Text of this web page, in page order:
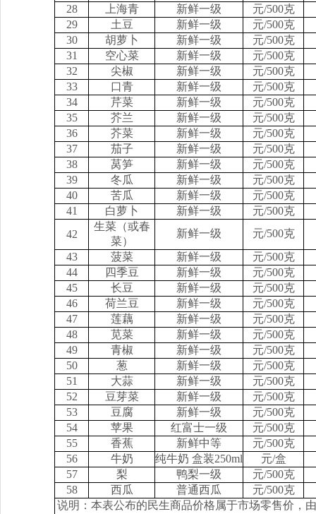
28
上海青 新鲜一级
元/500克
29
土豆 新鲜一级
元/500克
30
胡萝卜 新鲜一级
元/500克
31
空心菜 新鲜一级
元/500克
32
尖椒 新鲜一级
元/500克
33
口青 新鲜一级
元/500克
34
芹菜 新鲜一级
元/500克
35
芥兰 新鲜一级
元/500克
36
芥菜 新鲜一级
元/500克
37
茄子 新鲜一级
元/500克
38
莴笋 新鲜一级
元/500克
39
冬瓜 新鲜一级
元/500克
40
苦瓜 新鲜一级
元/500克
41
白萝卜 新鲜一级
元/500克
42
生菜（或春
菜）
新鲜一级
元/500克
43
菠菜 新鲜一级
元/500克
44
四季豆 新鲜一级
元/500克
45
长豆 新鲜一级
元/500克
46
荷兰豆 新鲜一级
元/500克
47
莲藕 新鲜一级
元/500克
48
苋菜 新鲜一级
元/500克
49
青椒 新鲜一级
元/500克
50
葱 新鲜一级
元/500克
51
大蒜 新鲜一级
元/500克
52
豆芽菜 新鲜一级
元/500克
53
豆腐 新鲜一级
元/500克
54
苹果 红富士一级
元/500克
55
香蕉 新鲜中等
元/500克
56
牛奶 纯牛奶 盒装250ml
元/盒
57
梨 鸭梨一级
元/500克
58
西瓜 普通西瓜
元/500克
说明：本表公布的民生商品价格属于市场零售价，